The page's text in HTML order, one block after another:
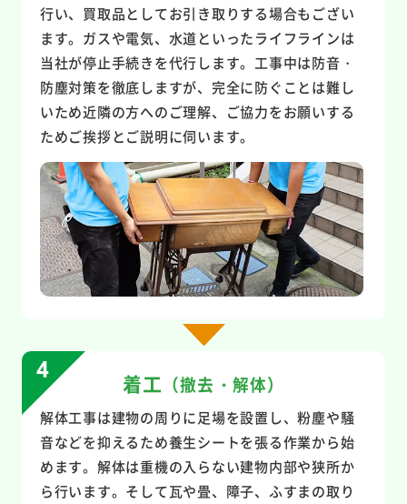
行い、買取品としてお引き取りする場合もござい
ます。ガスや電気、水道といったライフラインは
当社が停止手続きを代行します。工事中は防音・
防塵対策を徹底しますが、完全に防ぐことは難し
いため近隣の方へのご理解、ご協力をお願いする
ためご挨拶とご説明に伺います。
着工 （撤去・解体）
解体工事は建物の周りに足場を設置し、粉塵や騒
音などを抑えるため養生シートを張る作業から始
めます。解体は重機の入らない建物内部や狭所か
ら行います。そして瓦や畳、障子、ふすまの取り